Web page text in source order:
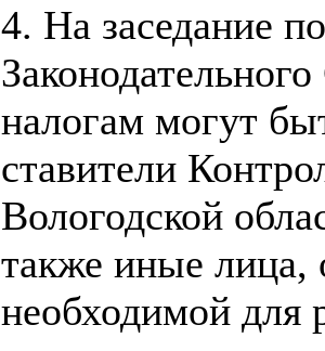
4. На заседание
налогам могут
ставители
Вологодской
также иные
необходимой для